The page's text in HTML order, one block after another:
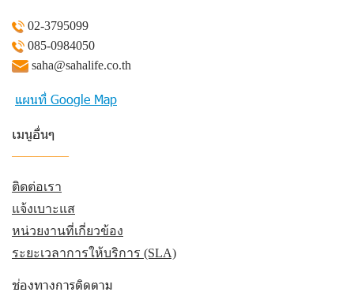
02-3795099
085-0984050
saha@sahalife.co.th
แผนที่ Google Map
เมนูอื่นๆ
ติดต่อเรา
แจ้งเบาะแส
หน่วยงานที่เกี่ยวข้อง
ระยะเวลาการให้บริการ (SLA)
ช่องทางการติดตาม